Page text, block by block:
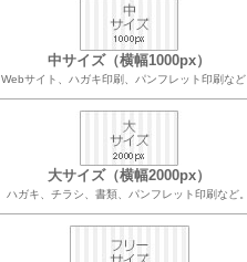
中サイズ（横幅1000px）
Webサイト、ハガキ印刷、パンフレット印刷など
大サイズ（横幅2000px）
ハガキ、チラシ、書類、パンフレット印刷など